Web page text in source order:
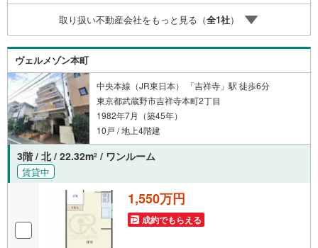
い合わせください。※記載賃料等の収入や利回りは、将来に
わたり、得られることを保証するものではありません。※賃
料等については、賃貸中のものについては現在の賃料等
で、空室または所有者居住中等のものについては、周辺の
賃料相場に基づき、満室時を想定して表示しています。
取り扱い不動産会社をもっと見る（全1社）
ヴェルメゾン本町
中央本線（JR東日本） 「吉祥寺」駅 徒歩6分
東京都武蔵野市吉祥寺本町2丁目
1982年7月（築45年）
10戸 / 地上4階建
3階 / 北 / 22.32m2 / ワンルーム
賃貸中
1,550万円
成約でもらえる